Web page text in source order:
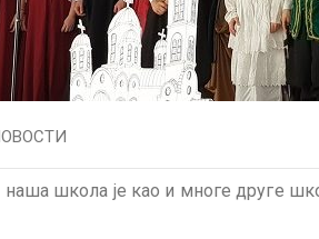
наша школа је као и многе